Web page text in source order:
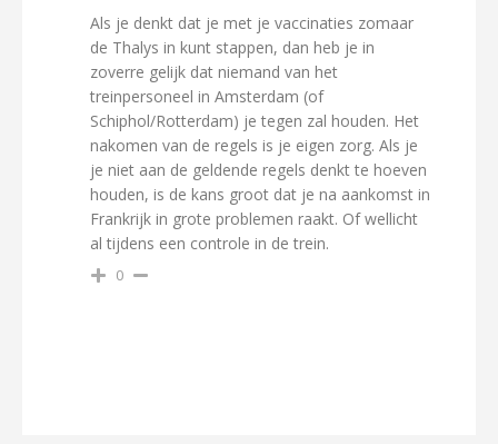
Als je denkt dat je met je vaccinaties zomaar
de Thalys in kunt stappen, dan heb je in
zoverre gelijk dat niemand van het
treinpersoneel in Amsterdam (of
Schiphol/Rotterdam) je tegen zal houden. Het
nakomen van de regels is je eigen zorg. Als je
je niet aan de geldende regels denkt te hoeven
houden, is de kans groot dat je na aankomst in
Frankrijk in grote problemen raakt. Of wellicht
al tijdens een controle in de trein.
0